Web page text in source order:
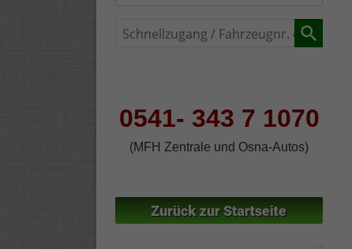
Schnellzugang
0541- 343 7 1070
(MFH Zentrale und Osna-Autos)